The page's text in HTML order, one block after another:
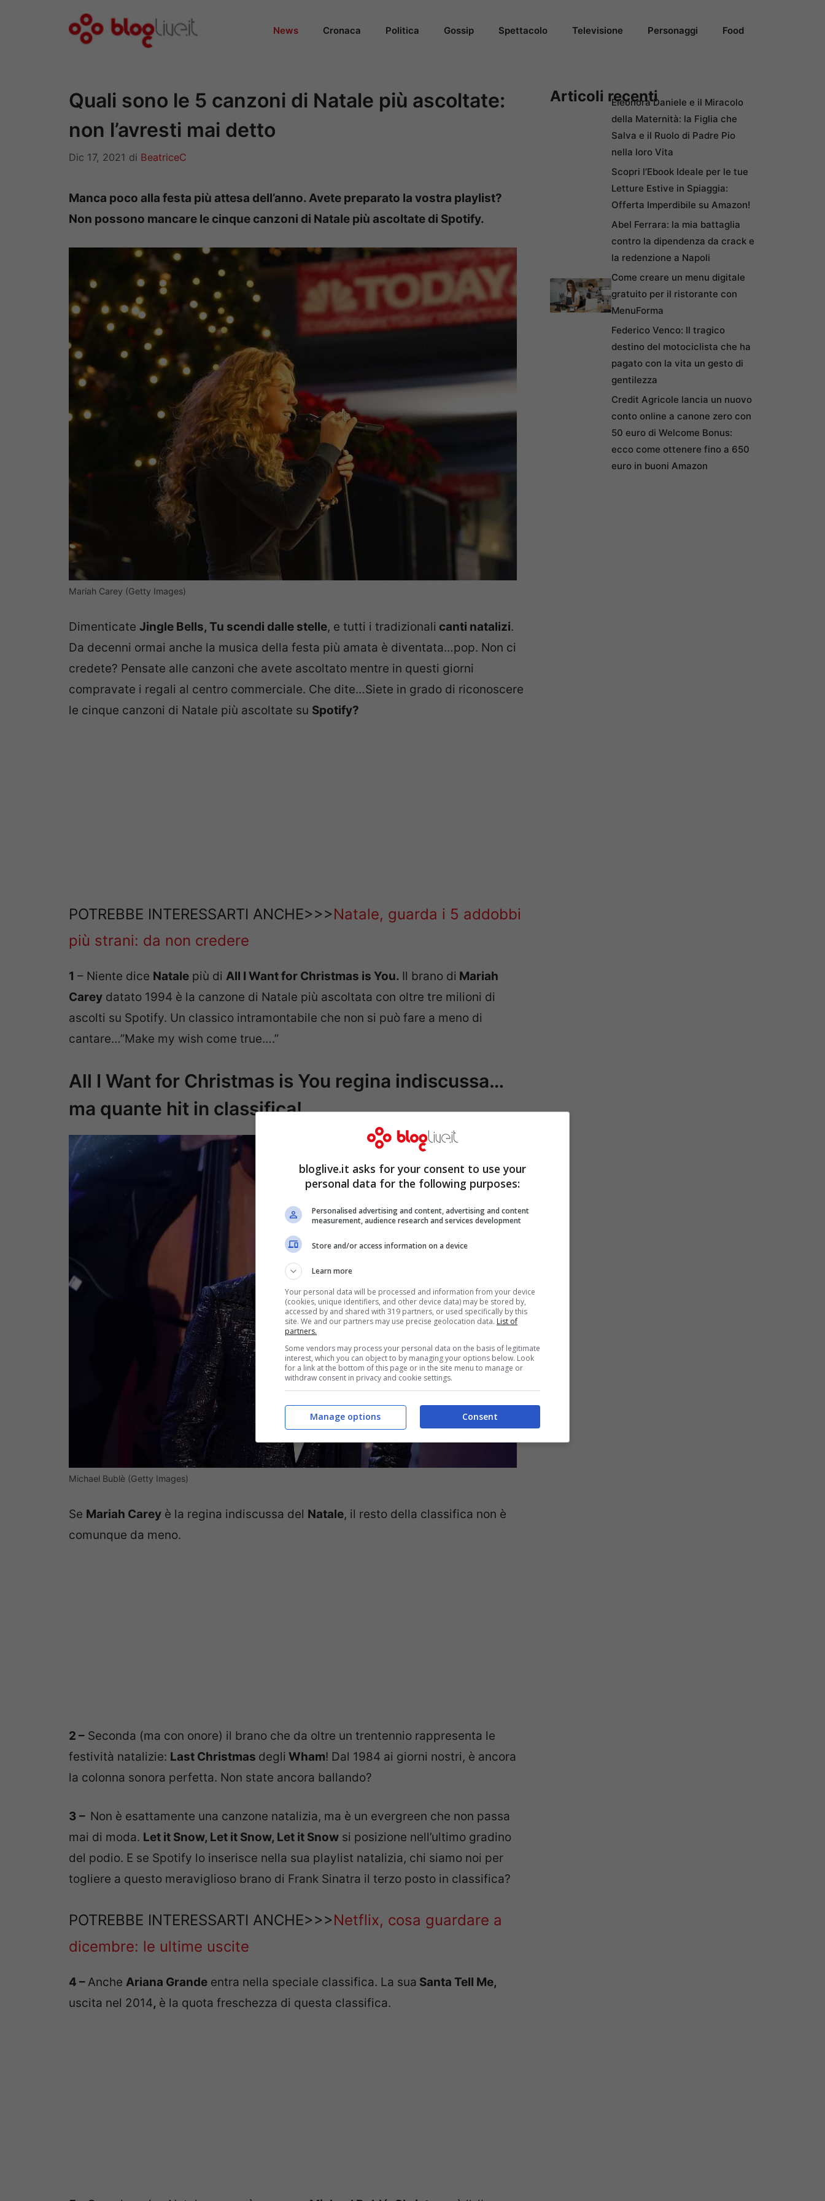
News Cronaca Politica Gossip Spettacolo Televisione Personaggi Food
Quali sono le 5 canzoni di Natale più ascoltate:
non l’avresti mai detto
Dic 17, 2021 di BeatriceC
Manca poco alla festa più attesa dell’anno. Avete preparato la vostra playlist?
Non possono mancare le cinque canzoni di Natale più ascoltate di Spotify.
Mariah Carey (Getty Images)
Dimenticate Jingle Bells, Tu scendi dalle stelle, e tutti i tradizionali canti natalizi.
Da decenni ormai anche la musica della festa più amata è diventata…pop. Non ci
credete? Pensate alle canzoni che avete ascoltato mentre in questi giorni
compravate i regali al centro commerciale. Che dite…Siete in grado di riconoscere
le cinque canzoni di Natale più ascoltate su Spotify?
POTREBBE INTERESSARTI ANCHE>>>Natale, guarda i 5 addobbi
più strani: da non credere
1 – Niente dice Natale più di All I Want for Christmas is You. Il brano di Mariah
Carey datato 1994 è la canzone di Natale più ascoltata con oltre tre milioni di
ascolti su Spotify. Un classico intramontabile che non si può fare a meno di
cantare…”Make my wish come true….”
All I Want for Christmas is You regina indiscussa…
ma quante hit in classifica!
Michael Bublè (Getty Images)
Se Mariah Carey è la regina indiscussa del Natale, il resto della classifica non è
comunque da meno.
2 – Seconda (ma con onore) il brano che da oltre un trentennio rappresenta le
festività natalizie: Last Christmas degli Wham! Dal 1984 ai giorni nostri, è ancora
la colonna sonora perfetta. Non state ancora ballando?
3 – Non è esattamente una canzone natalizia, ma è un evergreen che non passa
mai di moda. Let it Snow, Let it Snow, Let it Snow si posizione nell’ultimo gradino
del podio. E se Spotify lo inserisce nella sua playlist natalizia, chi siamo noi per
togliere a questo meraviglioso brano di Frank Sinatra il terzo posto in classifica?
POTREBBE INTERESSARTI ANCHE>>>Netflix, cosa guardare a
dicembre: le ultime uscite
4 –Anche Ariana Grande entra nella speciale classifica. La sua Santa Tell Me,
uscita nel 2014, è la quota freschezza di questa classifica.
Articoli recentiEleonora Daniele e il Miracolo
della Maternità: la Figlia che
Salva e il Ruolo di Padre Pio
nella loro Vita
Scopri l’Ebook Ideale per le tue
Letture Estive in Spiaggia:
Offerta Imperdibile su Amazon!
Abel Ferrara: la mia battaglia
contro la dipendenza da crack e
la redenzione a Napoli
Come creare un menu digitale
gratuito per il ristorante con
MenuForma
Federico Venco: Il tragico
destino del motociclista che ha
pagato con la vita un gesto di
gentilezza
Credit Agricole lancia un nuovo
conto online a canone zero con
50 euro di Welcome Bonus:
ecco come ottenere fino a 650
euro in buoni Amazon
bloglive.it asks for your consent to use your
personal data for the following purposes:
Personalised advertising and content, advertising and content
measurement, audience research and services development
Store and/or access information on a device
Learn more
Your personal data will be processed and information from your device
(cookies, unique identifiers, and other device data) may be stored by,
accessed by and shared with 319 partners, or used specifically by this
site. We and our partners may use precise geolocation data. List of
partners.
Some vendors may process your personal data on the basis of legitimate
interest, which you can object to by managing your options below. Look
for a link at the bottom of this page or in the site menu to manage or
withdraw consent in privacy and cookie settings.
Consent
Manage options